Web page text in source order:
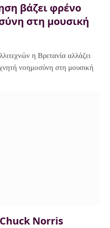
βάζει φρένο
στη μουσική
η Βρετανία αλλάζει
νοημοσύνη στη μουσική
Norris